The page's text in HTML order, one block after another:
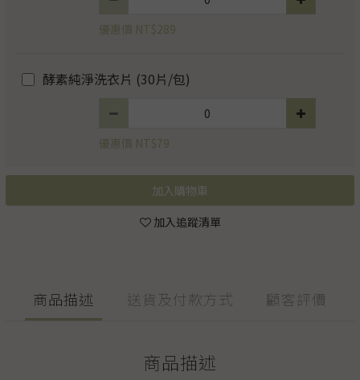
優惠價 NT$289
酵素純淨洗衣片 (30片/包)
優惠價 NT$79
加入購物車
加入追蹤清單
商品描述 送貨及付款方式 顧客評價
商品描述